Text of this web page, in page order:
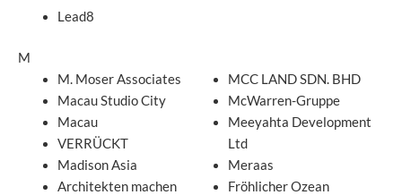
Lead8
M
M. Moser Associates
Macau Studio City
Macau
VERRÜCKT
Madison Asia
Architekten machen
MCC LAND SDN. BHD
McWarren-Gruppe
Meeyahta Development
Ltd
Meraas
Fröhlicher Ozean